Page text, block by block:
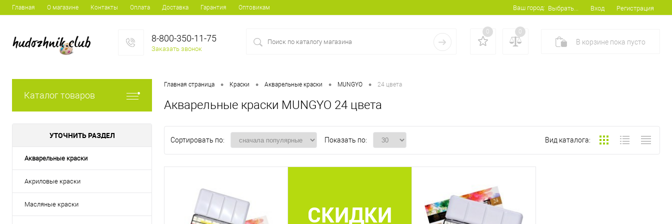
Главная О магазине Контакты Оплата Доставка Гарантия Оптовикам Ваш город: Выбрать... Вход Регистрация
8-800-350-11-75
Заказать звонок
0 0
В корзине пока пусто
Каталог товаров
УТОЧНИТЬ РАЗДЕЛ
Акварельные краски
Акриловые краски
Масляные краски
Главная страница • Краски • Акварельные краски • MUNGYO • 24 цвета
Акварельные краски MUNGYO 24 цвета
Сортировать по: Показать по: Вид каталога:
СКИДКИ